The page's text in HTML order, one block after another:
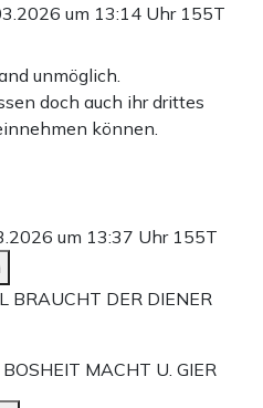
um 13:14 Uhr 155T
unmöglich.
doch auch ihr drittes
können.
um 13:37 Uhr 155T
BRAUCHT DER DIENER
MACHT U. GIER